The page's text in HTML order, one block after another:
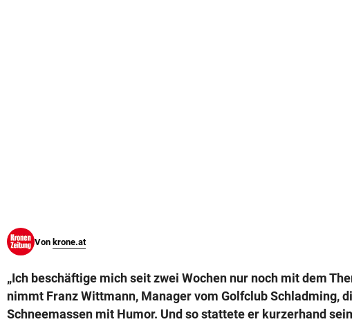
Von krone.at
„Ich beschäftige mich seit zwei Wochen nur noch mit dem
nimmt Franz Wittmann, Manager vom Golfclub Schladming,
Schneemassen mit Humor. Und so stattete er kurzerhand